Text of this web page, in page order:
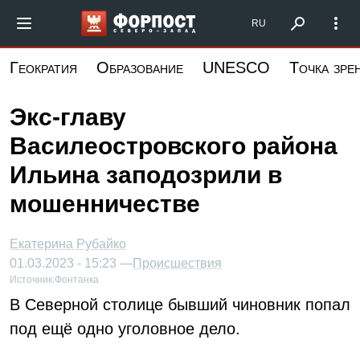
основному
Форпост Северо-Запад
RU
Геократия Образование UNESCO Точка
Экс-главу
Василеостровского района
Ильина заподозрили в
мошенничестве
Екатерина Рубайко
01.03.2023 - 15:23 —Происшествия
Источник:Фонтанка
В Северной столице бывший чиновник попал
под ещё одно уголовное дело.